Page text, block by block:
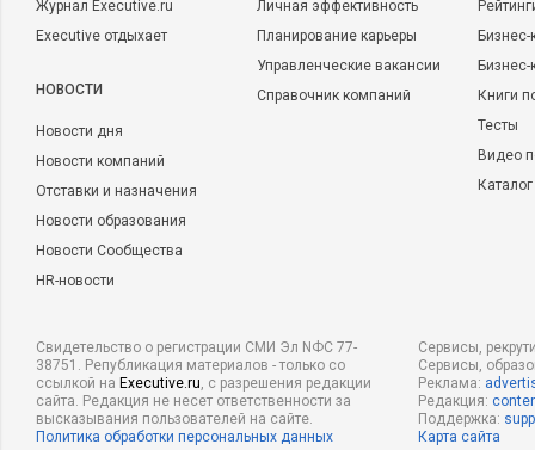
Журнал Executive.ru
Executive отдыхает
НОВОСТИ
Новости дня
Новости компаний
Отставки и назначения
Новости образования
Новости Сообщества
HR-новости
Личная эффективность
Планирование карьеры
Управленческие вакансии
Справочник компаний
Бизнес-
Книги
Тесты
Видео
Свидетельство о регистрации СМИ Эл NФС 77-
38751. Републикация материалов - только со
ссылкой на Executive.ru, с разрешения редакции
сайта. Редакция не несет ответственности за
высказывания пользователей на сайте.
Политика обработки персональных данных
Сервисы,
Сервисы,
Реклама:
Редакция:
Поддержка:
Карта сайта